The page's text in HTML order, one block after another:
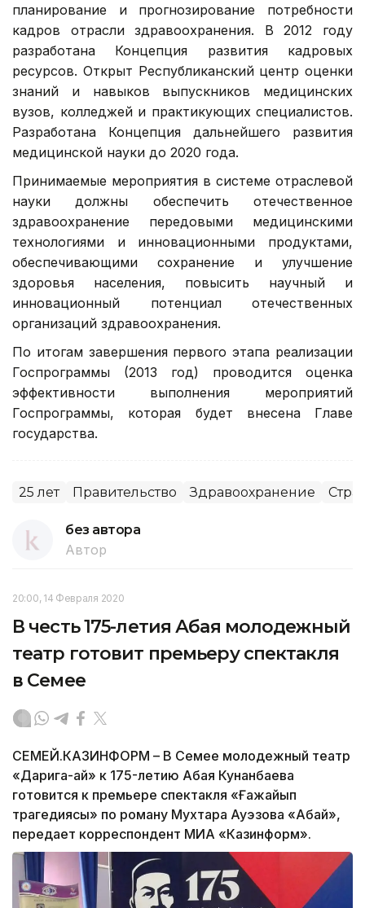
планирование и прогнозирование потребности
кадров отрасли здравоохранения. В 2012 году
разработана Концепция развития кадровых
ресурсов. Открыт Республиканский центр оценки
знаний и навыков выпускников медицинских
вузов, колледжей и практикующих специалистов.
Разработана Концепция дальнейшего развития
медицинской науки до 2020 года.
Принимаемые мероприятия в системе отраслевой
науки должны обеспечить отечественное
здравоохранение передовыми медицинскими
технологиями и инновационными продуктами,
обеспечивающими сохранение и улучшение
здоровья населения, повысить научный и
инновационный потенциал отечественных
организаций здравоохранения.
По итогам завершения первого этапа реализации
Госпрограммы (2013 год) проводится оценка
эффективности выполнения мероприятий
Госпрограммы, которая будет внесена Главе
государства.
25 лет Правительство Здравоохранение
без автора
Автор
20:00, 14 Февраля 2020
В честь 175-летия Абая молодежный
театр готовит премьеру спектакля
в Семее
СЕМЕЙ.КАЗИНФОРМ – В Семее молодежный театр
«Дарига-ай» к 175-летию Абая Кунанбаева
готовится к премьере спектакля «Ғажайып
трагедиясы» по роману Мухтара Ауэзова «Абай»,
передает корреспондент МИА «Казинформ».